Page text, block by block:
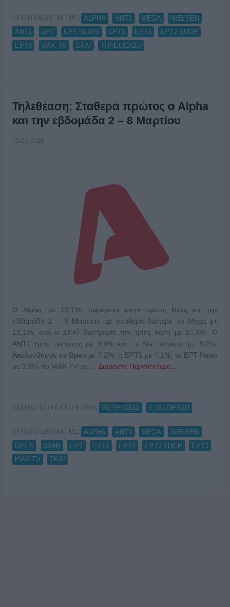
ΕΠΙΣΗΜΑΣΜΕΝΟ ΜΕ: ALPHA ANT1 MEGA NIELSEN
ΑΝΤ1
ΕΡΤ ΕΡΤ NEWS ΕΡΤ1 ΕΡΤ2 ΕΡΤ2 ΣΠΟΡ
ΕΡΤ3
ΜΑΚ TV ΣΚΑΙ ΤΗΛΕΘΕΑΣΗ
Τηλεθέαση: Σταθερά πρώτος ο Alpha
και την εβδομάδα 2 – 8 Μαρτίου
15/03/2026
Ο Alpha, με 13,7%, παρέμεινε στην πρώτη θέση και την
εβδομάδα 2 – 8 Μαρτίου, με σταθερά δεύτερο το Mega με
12,1%, ενώ ο ΣΚΑΪ διατήρησε την τρίτη θέση με 10,9%. Ο
ΑΝΤ1 ήταν τέταρτος με 9,9% και το Star πέμπτο με 8,2%.
Ακολούθησαν το Open με 7,2%, η ΕΡΤ1 με 4,1%, το ΕΡΤ News
με 3,9%, το ΜΑΚ TV με … Διαβάστε Περισσότερα...
ΑΝΗΚΕΙ ΣΤΗΝ ΚΑΤΗΓΟΡΙΑ: ΜΕΤΡΗΣΕΙΣ ΤΗΛΕΟΡΑΣΗ
ΕΠΙΣΗΜΑΣΜΕΝΟ ΜΕ: ALPHA ANT1 MEGA NIELSEN
OPEN
STAR ΕΡΤ ΕΡΤ1 ΕΡΤ2 ΕΡΤ2 ΣΠΟΡ ΕΡΤ3
ΜΑΚ TV
ΣΚΑΙ